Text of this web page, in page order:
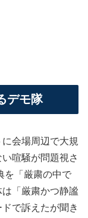
デモ隊
会場周辺で大規
喧騒が問題視さ
を「厳粛の中で
「厳粛かつ静謐
で訴えたが聞き